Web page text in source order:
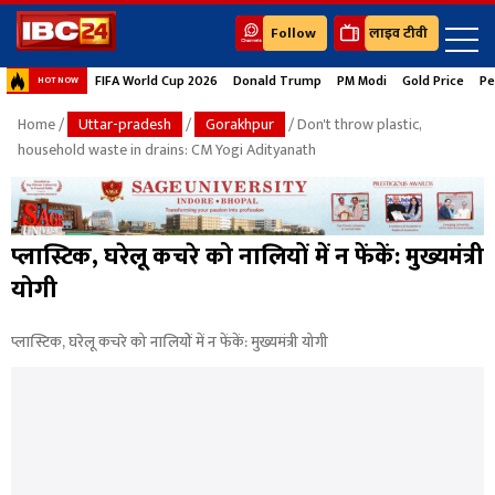
Follow लाइव टीवी
HOT NOW FIFA World Cup 2026 Donald Trump PM Modi Gold Price
Home/ Uttar-pradesh / Gorakhpur / Don't throw plastic,
household waste in drains: CM Yogi Adityanath
प्लास्टिक, घरेलू कचरे को नालियों में न फेंकें: मुख्यमंत्री
योगी
प्लास्टिक, घरेलू कचरे को नालियों में न फेंकें: मुख्यमंत्री योगी